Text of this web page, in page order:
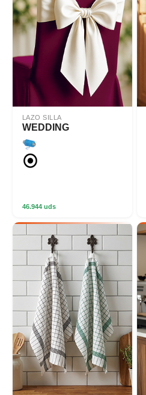
LAZO SILLA
WEDDING
46.944 uds